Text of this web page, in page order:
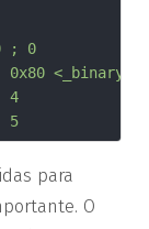
80 e0       	ldi	r24, 0x00	; 0
94 40 00 	call	0x80	;
sbi	0x04, 5	; 4
sbi	0x05, 5	; 5
para
O